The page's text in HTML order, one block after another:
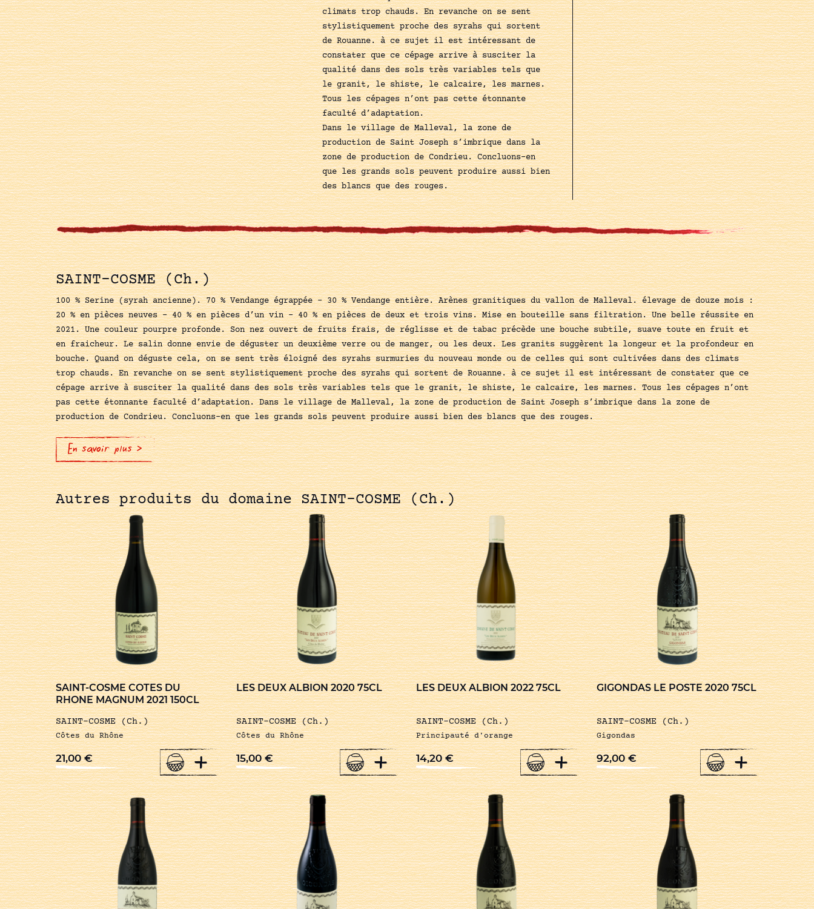
climats trop chauds. En revanche on se sent
stylistiquement proche des syrahs qui sortent
de Rouanne. à ce sujet il est intéressant de
constater que ce cépage arrive à susciter la
qualité dans des sols très variables tels que
le granit, le shiste, le calcaire, les marnes.
Tous les cépages n’ont pas cette étonnante
faculté d’adaptation.
Dans le village de Malleval, la zone de
production de Saint Joseph s’imbrique dans la
zone de production de Condrieu. Concluons-en
que les grands sols peuvent produire aussi bien
des blancs que des rouges.
SAINT-COSME (Ch.)
100 % Serine (syrah ancienne). 70 % Vendange égrappée - 30 % Vendange entière. Arènes granitiques du vallon de Malleval. élevage de douze mois :
20 % en pièces neuves - 40 % en pièces d’un vin - 40 % en pièces de deux et trois vins. Mise en bouteille sans filtration. Une belle réussite en
2021. Une couleur pourpre profonde. Son nez ouvert de fruits frais, de réglisse et de tabac précède une bouche subtile, suave toute en fruit et
en fraicheur. Le salin donne envie de déguster un deuxième verre ou de manger, ou les deux. Les granits suggèrent la longeur et la profondeur en
bouche. Quand on déguste cela, on se sent très éloigné des syrahs surmuries du nouveau monde ou de celles qui sont cultivées dans des climats
trop chauds. En revanche on se sent stylistiquement proche des syrahs qui sortent de Rouanne. à ce sujet il est intéressant de constater que ce
cépage arrive à susciter la qualité dans des sols très variables tels que le granit, le shiste, le calcaire, les marnes. Tous les cépages n’ont
pas cette étonnante faculté d’adaptation. Dans le village de Malleval, la zone de production de Saint Joseph s’imbrique dans la zone de
production de Condrieu. Concluons-en que les grands sols peuvent produire aussi bien des blancs que des rouges.
En savoir plus >
Autres produits du domaine SAINT-COSME (Ch.)
SAINT-COSME COTES DU
RHONE MAGNUM 2021 150CL
SAINT-COSME (Ch.)
Côtes du Rhône
21,00€ +
LES DEUX ALBION 2020 75CL
SAINT-COSME (Ch.)
Côtes du Rhône
15,00€ +
LES DEUX ALBION 2022 75CL
SAINT-COSME (Ch.)
Principauté d'orange
14,20€ +
GIGONDAS LE POSTE 2020 75CL
SAINT-COSME (Ch.)
Gigondas
92,00€ +